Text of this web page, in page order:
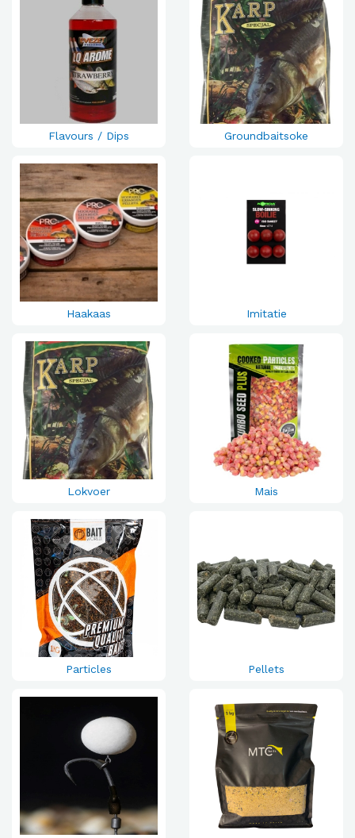
Flavours / Dips Groundbaitsoke
Haakaas Imitatie
Lokvoer Mais
Particles Pellets